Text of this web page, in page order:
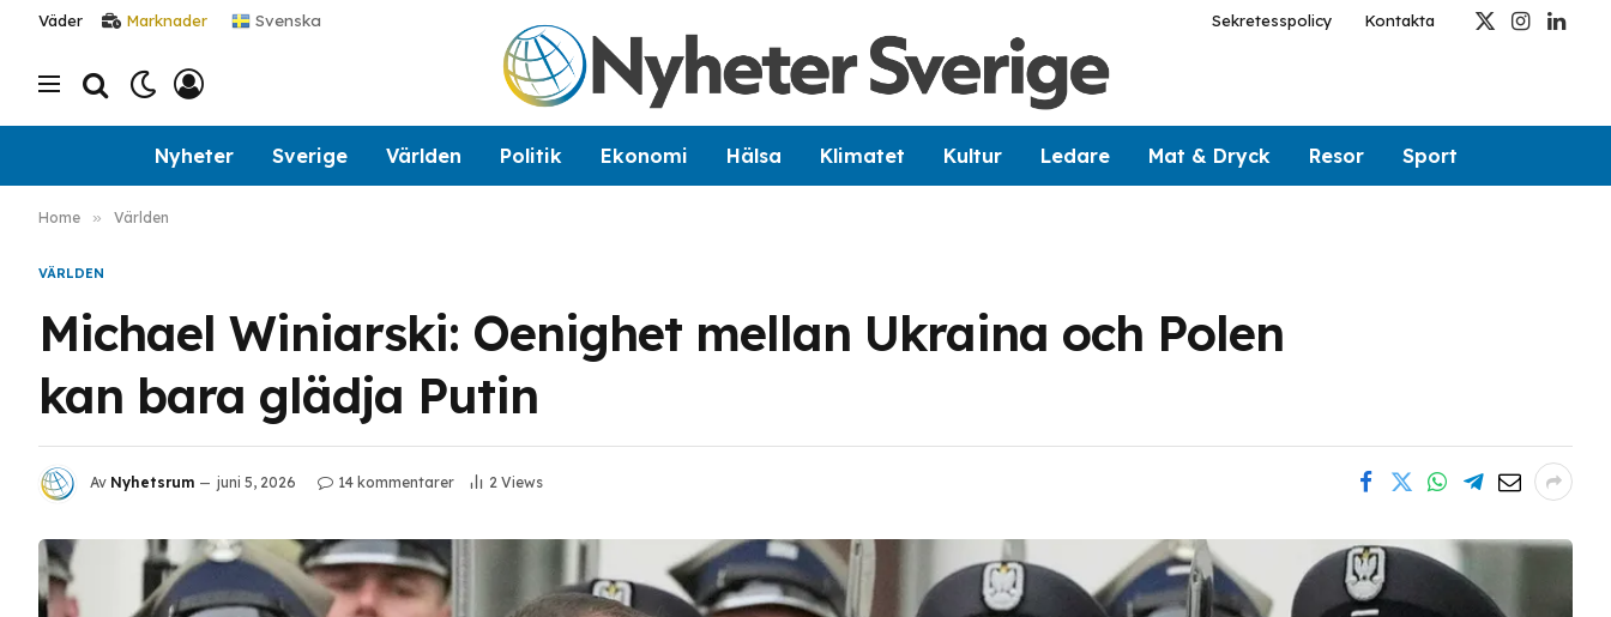
Väder Marknader Svenska Sekretesspolicy Kontakta
X
Instagram
Nyheter Sverige Världen Politik Ekonomi Hälsa Klimatet Kultur Ledare Mat & Dryck Resor Sport
Home » Världen
VÄRLDEN
Michael Winiarski: Oenighet mellan Ukraina och Polen
kan bara glädja Putin
Av Nyhetsrum juni 5, 2026 14 kommentarer 2 Views